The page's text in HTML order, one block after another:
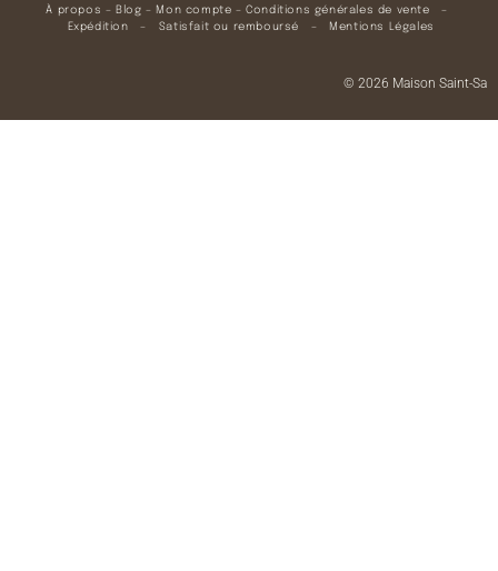
À propos – Blog – Mon compte –Conditions générales de vente –
Expédition – Satisfait ou remboursé – Mentions Légales
© 2026 Maison Saint-Sa